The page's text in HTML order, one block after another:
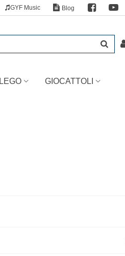
GYF Music Blog
LEGO
GIOCATTOLI